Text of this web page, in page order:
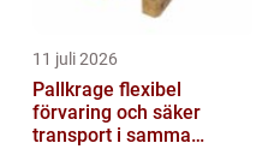
11 juli 2026
Pallkrage flexibel
förvaring och säker
transport i samma